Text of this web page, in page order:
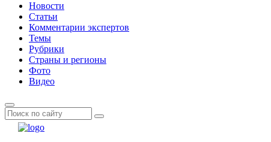
Новости
Статьи
Комментарии экспертов
Темы
Рубрики
Страны и регионы
Фото
Видео